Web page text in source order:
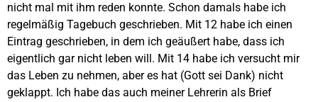
nicht mal mit ihm reden konnte. Schon damals habe ich
regelmäßig Tagebuch geschrieben. Mit 12 habe ich einen
Eintrag geschrieben, in dem ich geäußert habe, dass ich
eigentlich gar nicht leben will. Mit 14 habe ich versucht mir
das Leben zu nehmen, aber es hat (Gott sei Dank) nicht
geklappt. Ich habe das auch meiner Lehrerin als Brief